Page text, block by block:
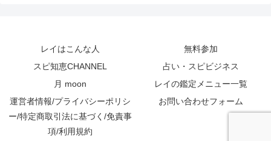
レイはこんな人
無料参加
スピ知恵CHANNEL
占い・スピビジネス
月 moon
レイの鑑定メニュー一覧
運営者情報/プライバシーポリシ
ー/特定商取引法に基づく/免責事
項/利用規約
お問い合わせフォーム